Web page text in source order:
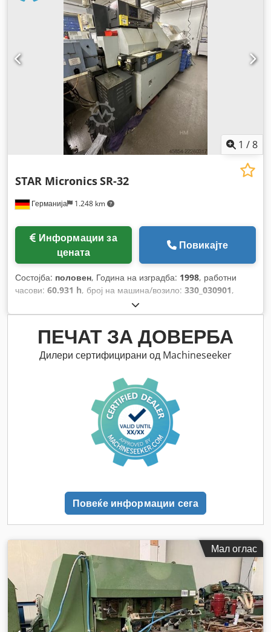
1 /8
Германија 1.248 km
STAR MicronicsSR-32
цената
Повикајте
Состојба: половен, Година на изградба: 1998, работни
часови: 60.931 h, број на машина/возило: 330_030901,
ПЕЧАТ ЗА ДОВЕРБА
Дилери сертифицирани од Machineseeker
Повеќе информации сега
Мал оглас